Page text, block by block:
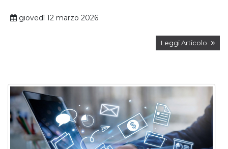
giovedì 12 marzo 2026
Leggi Articolo